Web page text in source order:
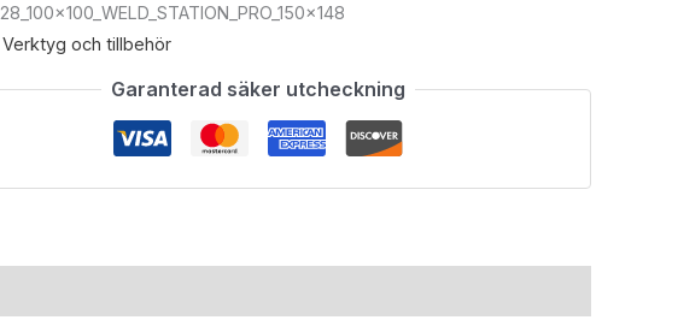
28_100x100_WELD_STATION_PRO_150x148
Verktyg och tillbehör
Garanterad säker utcheckning